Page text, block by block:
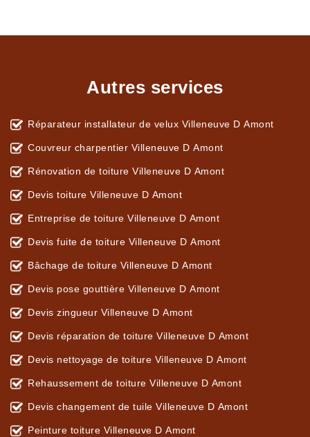
Autres services
Réparateur installateur de velux Villeneuve D Amont
Couvreur charpentier Villeneuve D Amont
Rénovation de toiture Villeneuve D Amont
Devis toiture Villeneuve D Amont
Entreprise de toiture Villeneuve D Amont
Devis fuite de toiture Villeneuve D Amont
Bâchage de toiture Villeneuve D Amont
Devis pose gouttière Villeneuve D Amont
Devis zingueur Villeneuve D Amont
Devis réparation de toiture Villeneuve D Amont
Devis nettoyage de toiture Villeneuve D Amont
Rehaussement de toiture Villeneuve D Amont
Devis changement de tuile Villeneuve D Amont
Peinture toiture Villeneuve D Amont